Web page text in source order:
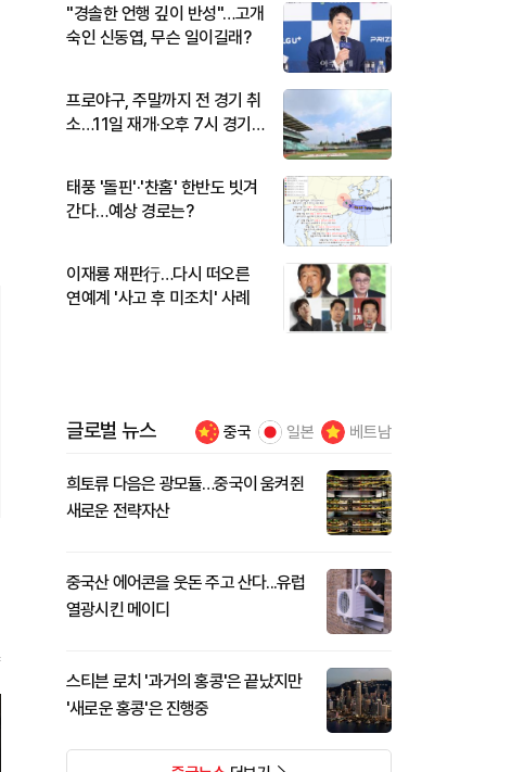
"경솔한 언행 깊이 반성"…고개
숙인 신동엽, 무슨 일이길래?
프로야구, 주말까지 전 경기 취
소…11일 재개·오후 7시 경기
태풍 '돌핀'·'찬홈' 한반도 빗겨
간다…예상 경로는?
이재룡 재판行…다시 떠오른
연예계 '사고 후 미조치' 사례
글로벌 뉴스 중국 일본 베트남
희토류 다음은 광모듈…중국이 움켜쥔
새로운 전략자산
중국산 에어콘을 웃돈 주고 산다...유럽
열광시킨 메이디
스티븐 로치 '과거의 홍콩'은 끝났지만
'새로운 홍콩'은 진행중